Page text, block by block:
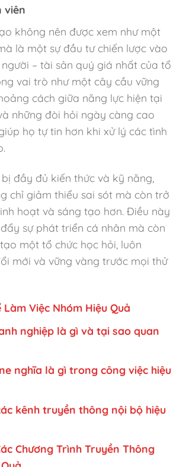
viên
không nên được xem như một
là một sự đầu tư chiến lược vào
– tài sản quý giá nhất của tổ
vai trò như một cây cầu vững
cách giữa năng lực hiện tại
những đòi hỏi ngày càng cao
họ tự tin hơn khi xử lý các tình
đầy đủ kiến thức và kỹ năng,
chỉ giảm thiểu sai sót mà còn trở
hoạt và sáng tạo hơn. Điều này
sự phát triển cá nhân mà còn
một tổ chức học hỏi, luôn
mới và vững vàng trước mọi thử
Việc Nhóm Hiệu Quả
nghiệp là gì và tại sao quan
nghĩa là gì trong công việc hiệu
kênh truyền thông nội bộ hiệu
Chương Trình Truyền Thông